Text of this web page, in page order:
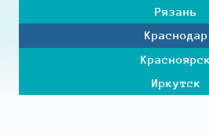
Рязань
Краснодар
Красноярск
Иркутск